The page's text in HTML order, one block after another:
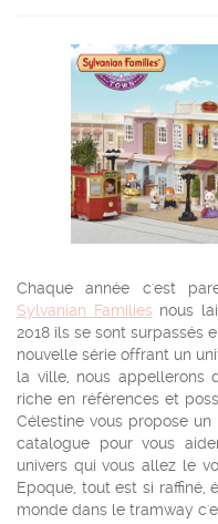
Chaque année c'est
Sylvanian Families nous
2018 ils se sont surpassés
nouvelle série offrant un
la ville, nous appellerons
riche en références et
Célestine vous propose
catalogue pour vous
univers qui vous allez le
Epoque, tout est si raffiné,
monde dans le tramway